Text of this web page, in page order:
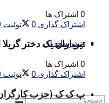
چندرسانه ای
0 اشتراک ها
اشتراک گذاری 0 توئیت
تیرباران یک دختر
0 اشتراک ها
اشتراک گذاری 0 توئیت
پ ک ک (حزب